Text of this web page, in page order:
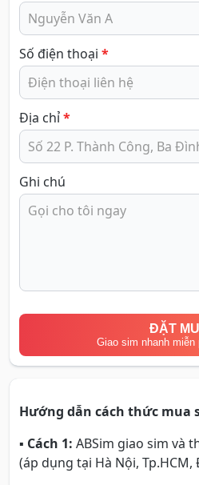
Số điện thoại *
Địa chỉ*
Ghi chú
ĐẶT
Giao sim nhanh miễn
Hướng dẫn cách thức mua
▪ Cách 1: ABSim giao sim và
(áp dụng tại Hà Nội,